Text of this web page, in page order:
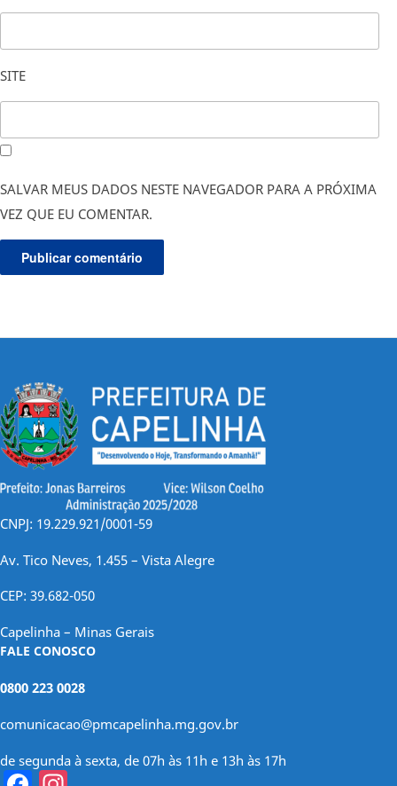
SITE
SALVAR MEUS DADOS NESTE NAVEGADOR PARA A PRÓXIMA
VEZ QUE EU COMENTAR.
CNPJ: 19.229.921/0001-59
Av. Tico Neves, 1.455 – Vista Alegre
CEP: 39.682-050
Capelinha – Minas Gerais
FALE CONOSCO
0800 223 0028
comunicacao@pmcapelinha.mg.gov.br
de segunda à sexta, de 07h às 11h e 13h às 17h